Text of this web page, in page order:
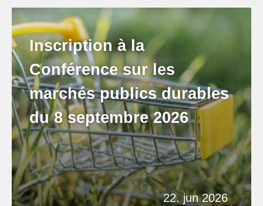
22. jun 2026
Inscription à la
Conférence sur les
marchés publics durables
du 8 septembre 2026